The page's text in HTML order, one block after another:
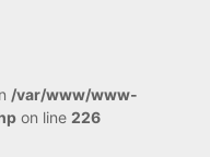
/var/www/www-
on line 226